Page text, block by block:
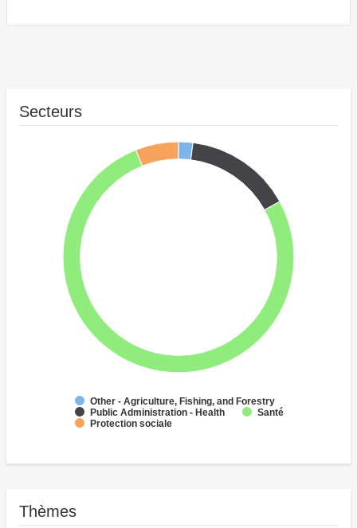
Secteurs
Other - Agriculture, Fishing, and Forestry
Public Administration - Health
Santé
Protection sociale
Thèmes